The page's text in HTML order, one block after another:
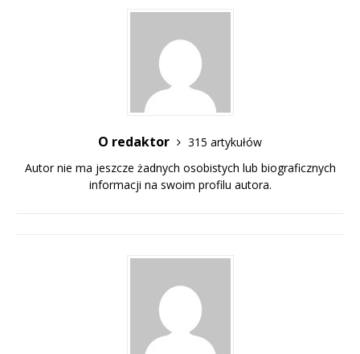
O redaktor
315 artykułów
Autor nie ma jeszcze żadnych osobistych lub biograficznych
informacji na swoim profilu autora.